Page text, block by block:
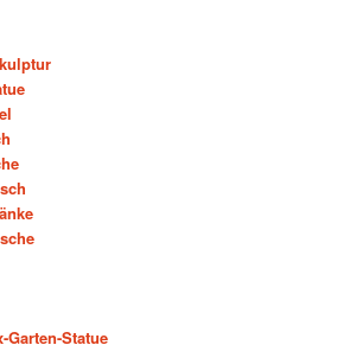
Statue